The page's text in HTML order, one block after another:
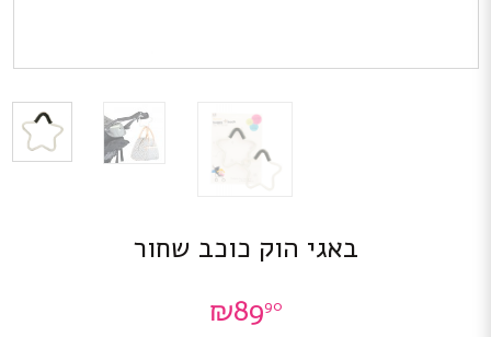
באגי הוק כוכב שחור
₪8990